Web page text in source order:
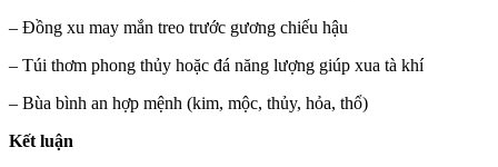
– Đồng xu may mắn treo trước gương chiếu hậu
– Túi thơm phong thủy hoặc đá năng lượng giúp xua tà khí
– Bùa bình an hợp mệnh (kim, mộc, thủy, hỏa, thổ)
Kết luận